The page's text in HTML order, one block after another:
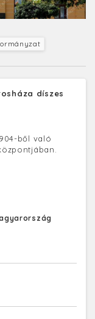
díszes
ből való